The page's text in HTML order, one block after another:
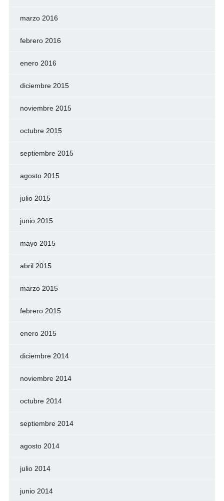
marzo 2016
febrero 2016
enero 2016
diciembre 2015
noviembre 2015
octubre 2015
septiembre 2015
agosto 2015
julio 2015
junio 2015
mayo 2015
abril 2015
marzo 2015
febrero 2015
enero 2015
diciembre 2014
noviembre 2014
octubre 2014
septiembre 2014
agosto 2014
julio 2014
junio 2014